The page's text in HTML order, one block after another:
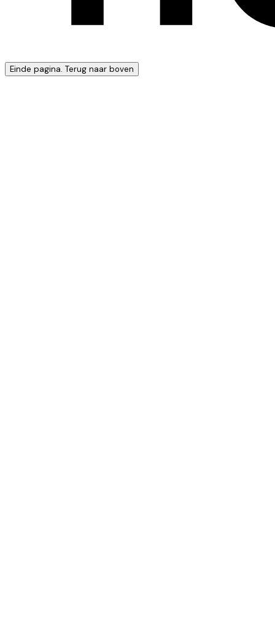
Einde pagina. Terug naar boven